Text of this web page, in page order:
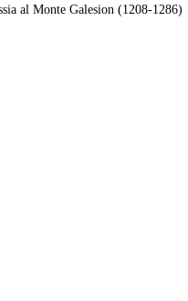
al Monte Galesion (1208-1286)